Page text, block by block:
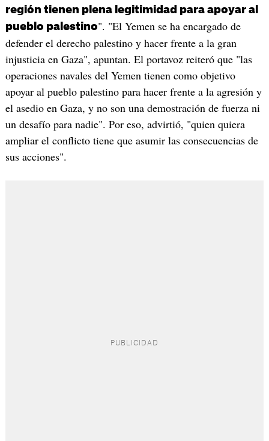
región tienen plena legitimidad para apoyar al
pueblo palestino". "El Yemen se ha encargado de
defender el derecho palestino y hacer frente a la gran
injusticia en Gaza", apuntan. El portavoz reiteró que "las
operaciones navales del Yemen tienen como objetivo
apoyar al pueblo palestino para hacer frente a la agresión y
el asedio en Gaza, y no son una demostración de fuerza ni
un desafío para nadie". Por eso, advirtió, "quien quiera
ampliar el conflicto tiene que asumir las consecuencias de
sus acciones".